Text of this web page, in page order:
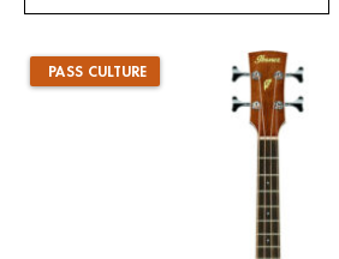
PASS CULTURE